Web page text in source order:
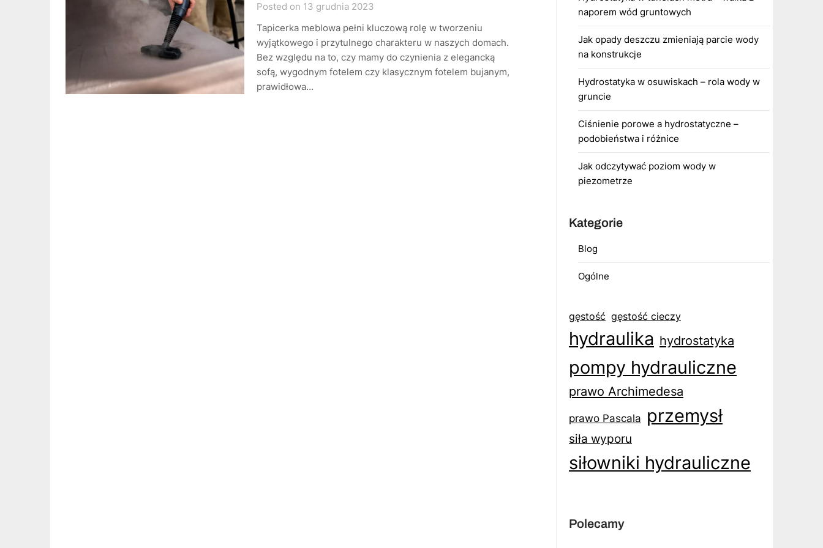
Posted on 13 grudnia 2023
Tapicerka meblowa pełni kluczową rolę w tworzeniu
wyjątkowego i przytulnego charakteru w naszych domach.
Bez względu na to, czy mamy do czynienia z elegancką
sofą, wygodnym fotelem czy klasycznym fotelem bujanym,
prawidłowa…
naporem wód gruntowych
Jak opady deszczu zmieniają parcie wody
na konstrukcje
Hydrostatyka w osuwiskach – rola wody w
gruncie
Ciśnienie porowe a hydrostatyczne –
podobieństwa i różnice
Jak odczytywać poziom wody w
piezometrze
Kategorie
Blog
Ogólne
gęstość gęstość cieczy
hydraulika hydrostatyka
pompy hydrauliczne
prawo Archimedesa
prawo Pascala przemysł
siła wyporu
siłowniki hydrauliczne
Polecamy